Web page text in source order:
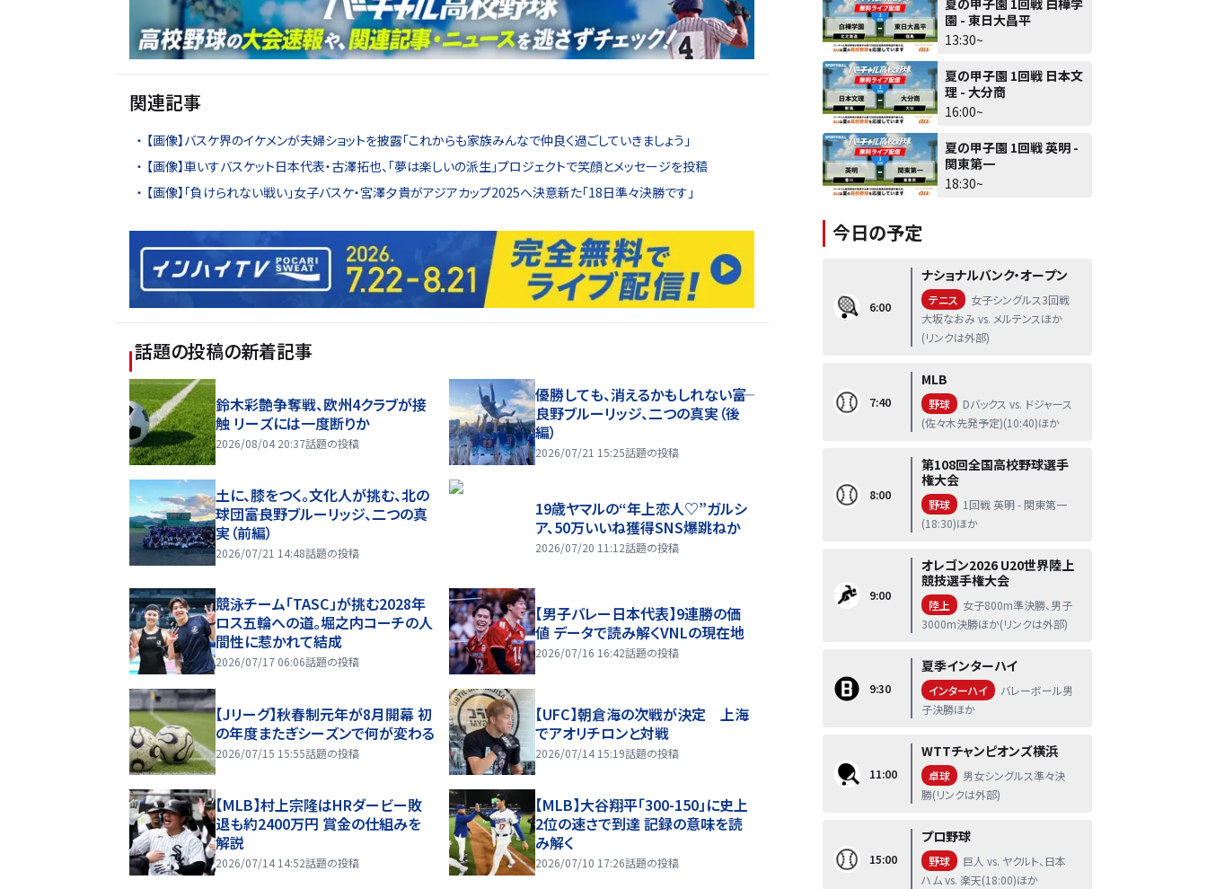
関連記事
【画像】バスケ界のイケメンが夫婦ショットを披露「これからも家族みんなで仲良く過ごしていきましょう」
【画像】車いすバスケット日本代表・古澤拓也、「夢は楽しいの派生」プロジェクトで笑顔とメッセージを投稿
【画像】「負けられない戦い」女子バスケ・宮澤夕貴がアジアカップ2025へ決意新た「18日準々決勝です」
話題の投稿の新着記事
鈴木彩艶争奪戦、欧州4クラブが接
触 リーズには一度断りか
2026/08/04 20:37話題の投稿
優勝しても、消えるかもしれない――富
良野ブルーリッジ、二つの真実（後
編）
2026/07/21 15:25話題の投稿
土に、膝をつく。文化人が挑む、北の
球団――富良野ブルーリッジ、二つの真
実（前編）
2026/07/21 14:48話題の投稿
19歳ヤマルの“年上恋人♡”ガルシ
ア、50万いいね獲得SNS爆跳ねか
2026/07/20 11:12話題の投稿
競泳チーム「TASC」が挑む2028年
ロス五輪への道。堀之内コーチの人
間性に惹かれて結成
2026/07/17 06:06話題の投稿
【男子バレー日本代表】9連勝の価
値 データで読み解くVNLの現在地
2026/07/16 16:42話題の投稿
【Jリーグ】秋春制元年が8月開幕 初
の年度またぎシーズンで何が変わる
2026/07/15 15:55話題の投稿
【UFC】朝倉海の次戦が決定 上海
でアオリチロンと対戦
2026/07/14 15:19話題の投稿
【MLB】村上宗隆はHRダービー敗
退も約2400万円 賞金の仕組みを
解説
2026/07/14 14:52話題の投稿
【MLB】大谷翔平「300-150」に史上
2位の速さで到達 記録の意味を読
み解く
2026/07/10 17:26話題の投稿
園 - 東日大昌平
13:30~
夏の甲子園 1回戦 日本文
理 - 大分商
16:00~
夏の甲子園 1回戦 英明 -
関東第一
18:30~
今日の予定
6:00
ナショナルバンク・オープン
テニス
女子シングルス3回戦
大坂なおみ vs. メルテンスほか
(リンクは外部)
7:40
MLB
野球
Dバックス vs. ドジャース
(佐々木先発予定)(10:40)ほか
8:00
第108回全国高校野球選手
権大会
野球
1回戦 英明 - 関東第一
(18:30)ほか
9:00
オレゴン2026 U20世界陸上
競技選手権大会
陸上
女子800m準決勝、男子
3000m決勝ほか(リンクは外部)
9:30
夏季インターハイ
インターハイ
バレーボール男
子決勝ほか
11:00
WTTチャンピオンズ横浜
卓球
男女シングルス準々決
勝(リンクは外部)
15:00
プロ野球
野球
巨人 vs. ヤクルト、日本
ハム vs. 楽天(18:00)ほか